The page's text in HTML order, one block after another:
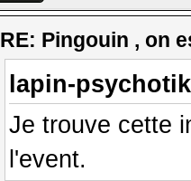
RE: Pingouin , on
lapin-
Je trouve cette
l'event.